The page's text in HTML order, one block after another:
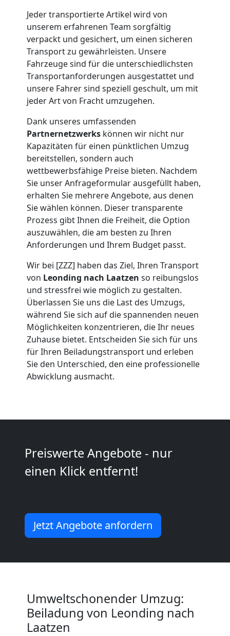
Jeder transportierte Artikel wird von
unserem erfahrenen Team sorgfältig
verpackt und gesichert, um einen sicheren
Transport zu gewährleisten. Unsere
Fahrzeuge sind für die unterschiedlichsten
Transportanforderungen ausgestattet und
unsere Fahrer sind speziell geschult, um mit
jeder Art von Fracht umzugehen.
Dank unseres umfassenden
Partnernetzwerks können wir nicht nur
Kapazitäten für einen pünktlichen Umzug
bereitstellen, sondern auch
wettbewerbsfähige Preise bieten. Nachdem
Sie unser Anfrageformular ausgefüllt haben,
erhalten Sie mehrere Angebote, aus denen
Sie wählen können. Dieser transparente
Prozess gibt Ihnen die Freiheit, die Option
auszuwählen, die am besten zu Ihren
Anforderungen und Ihrem Budget passt.
Wir bei [ZZZ] haben das Ziel, Ihren Transport
von Leonding nach Laatzen so reibungslos
und stressfrei wie möglich zu gestalten.
Überlassen Sie uns die Last des Umzugs,
während Sie sich auf die spannenden neuen
Möglichkeiten konzentrieren, die Ihr neues
Zuhause bietet. Entscheiden Sie sich für uns
für Ihren Beiladungstransport und erleben
Sie den Unterschied, den eine professionelle
Abwicklung ausmacht.
Preiswerte Angebote - nur
einen Klick entfernt!
Jetzt Angebote anfordern
Umweltschonender Umzug:
Beiladung von Leonding nach
Laatzen
Leonding
Möbeltransport
Leonding
Beiladung
Leonding
Mini
Umzug
Leonding
Umzug
Mann
Leonding
Kunsttransport
Leonding
Umzug
Mann